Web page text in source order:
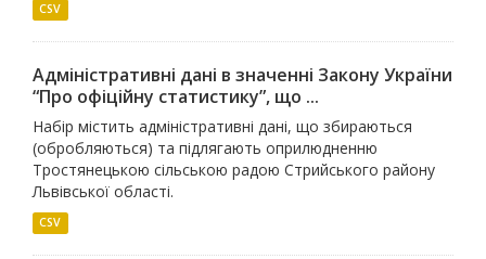
CSV
Адміністративні дані в значенні Закону України
“Про офіційну статистику”, що ...
Набір містить адміністративні дані, що збираються
(обробляються) та підлягають оприлюдненню
Тростянецькою сільською радою Стрийського району
Львівської області.
CSV